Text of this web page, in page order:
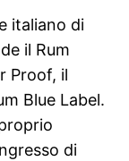
italiano di
il Rum
Proof, il
Blue Label.
di